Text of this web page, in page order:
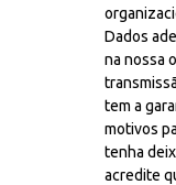
Dados
na nossa
tem a
motivos
tenha
acredite